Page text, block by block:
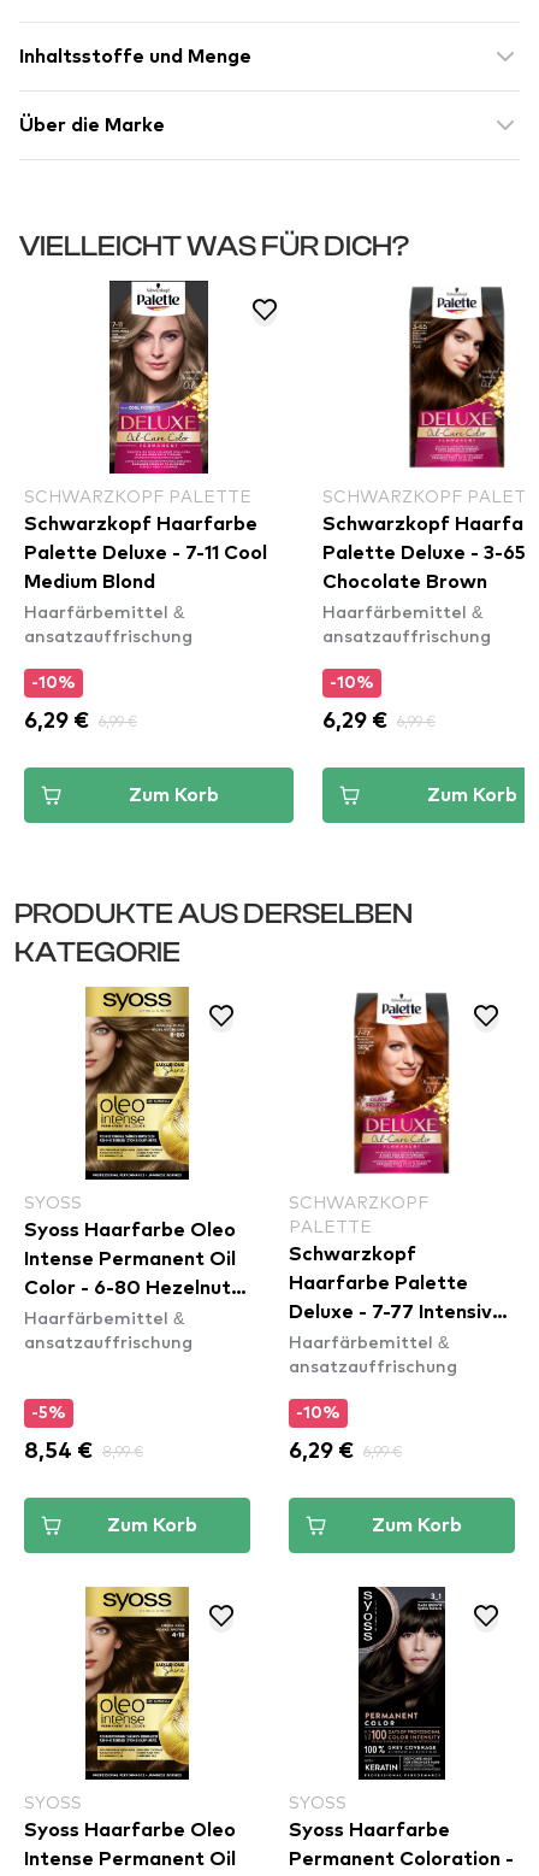
Inhaltsstoffe und Menge
Über die Marke
VIELLEICHT WAS FÜR DICH?
SCHWARZKOPF PALETTE
Schwarzkopf Haarfarbe
Palette Deluxe - 7-11 Cool
Medium Blond
Haarfärbemittel &
ansatzauffrischung
-10%
6,29 € 6,99 €
Zum Korb
SCHWARZKOPF
Schwarzkopf
Palette Deluxe - 3-65
Chocolate Brown
Haarfärbemittel &
ansatzauffrischung
-10%
6,29 € 6,99 €
Zum Korb
PRODUKTE AUS DERSELBEN
KATEGORIE
SYOSS
Syoss Haarfarbe Oleo
Intense Permanent Oil
Color - 6-80 Hezelnut
Blond
Haarfärbemittel &
ansatzauffrischung
-5%
8,54 € 8,99 €
Zum Korb
SCHWARZKOPF
PALETTE
Schwarzkopf
Haarfarbe Palette
Deluxe - 7-77 Intensive
Shiny Copper
Haarfärbemittel &
ansatzauffrischung
-10%
6,29 € 6,99 €
Zum Korb
SYOSS
Syoss Haarfarbe Oleo
Intense Permanent Oil
SYOSS
Syoss Haarfarbe
Permanent Coloration -